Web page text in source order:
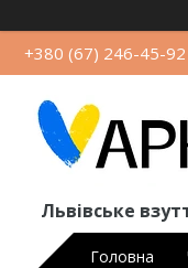
+380 (67) 246-45-92
Львівське
Головна